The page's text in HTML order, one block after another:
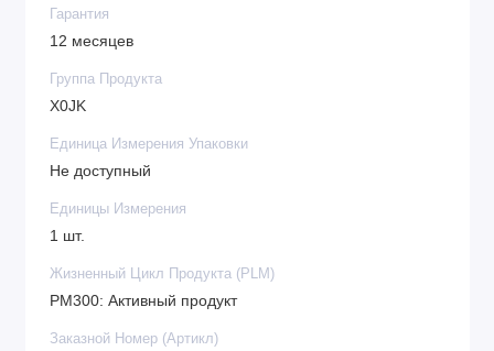
Гарантия
12 месяцев
Группа Продукта
X0JK
Единица Измерения Упаковки
Не доступный
Единицы Измерения
1 шт.
Жизненный Цикл Продукта (PLM)
PM300: Активный продукт
Заказной Номер (Артикл)